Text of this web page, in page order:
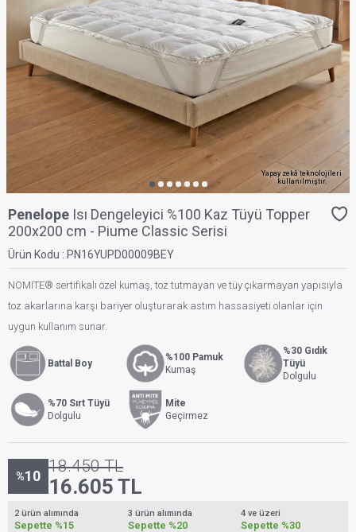
Yapay zekâ teknolojileri
kullanılmıştır.
Penelope Isı Dengeleyici %100 Kaz Tüyü Topper
200x200 cm - Piume Classic Serisi
Ürün Kodu : PN16YUPD00009BEY
NOMITE® sertifikalı özel kumaş, toz tutmayan ve tüy çıkarmayan yapısıyla
toz akarlarına karşı bariyer oluşturarak astım hassasiyeti olanlar için
uygun kullanım sunar.
Battal Boy
%100 Pamuk
Kumaş
%30 Gıdık
Tüyü
Dolgulu
%70 Sırt Tüyü
Dolgulu
Mite
Geçirmez
%10
18.450TL
16.605 TL
2 ürün alımında
Sepette %15
3 ürün alımında
Sepette %20
4 ve üzeri
Sepette %30